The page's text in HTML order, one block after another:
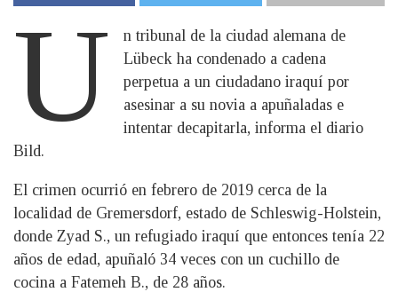
U
n tribunal de la ciudad alemana de
Lübeck ha condenado a cadena
perpetua a un ciudadano iraquí por
asesinar a su novia a apuñaladas e
intentar decapitarla, informa el diario
Bild.
El crimen ocurrió en febrero de 2019 cerca de la
localidad de Gremersdorf, estado de Schleswig-Holstein,
donde Zyad S., un refugiado iraquí que entonces tenía 22
años de edad, apuñaló 34 veces con un cuchillo de
cocina a Fatemeh B., de 28 años.